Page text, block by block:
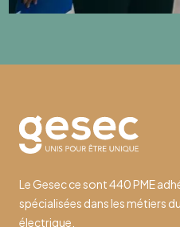
Le Gesec ce sont 440 PME
spécialisées dans les métiers
électrique.